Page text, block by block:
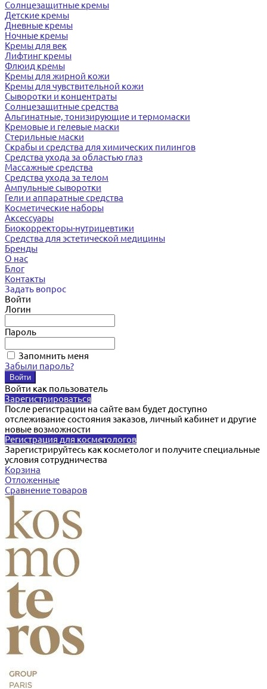
Солнцезащитные кремы
Детские кремы
Дневные кремы
Ночные кремы
Кремы для век
Лифтинг кремы
Флюид кремы
Кремы для жирной кожи
Кремы для чувствительной кожи
Сыворотки и концентраты
Солнцезащитные средства
Альгинатные, тонизирующие и термомаски
Кремовые и гелевые маски
Стерильные маски
Скрабы и средства для химических пилингов
Средства ухода за областью глаз
Массажные средства
Средства ухода за телом
Ампульные сыворотки
Гели и аппаратные средства
Косметические наборы
Аксессуары
Биокорректоры-нутрицевтики
Средства для эстетической медицины
Бренды
О нас
Блог
Контакты
Задать вопрос
Войти
Логин
Пароль
Запомнить меня
Забыли пароль?
Войти как пользователь
Зарегистрироваться
После регистрации на сайте вам будет доступно
отслеживание состояния заказов, личный кабинет и другие
новые возможности
Регистрация для косметологов
Зарегистрируйтесь как косметолог и получите специальные
условия сотрудничества
Корзина
Отложенные
Сравнение товаров